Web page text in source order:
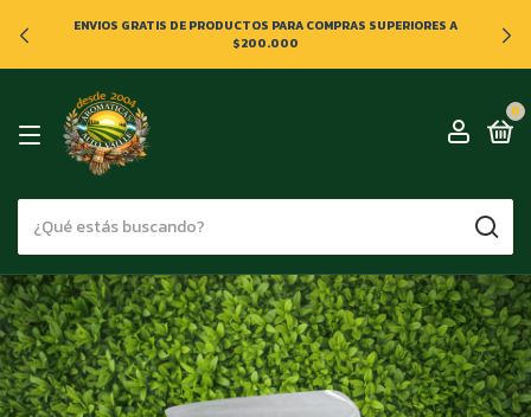
ENVIOS GRATIS DE PRODUCTOS PARA COMPRAS SUPERIORES A
$200.000
0